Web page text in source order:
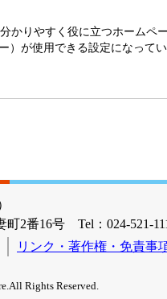
かりやすく役に立つホームペ
）が使用できる設定になって
2番16号 Tel：024-521-
リンク・著作権・免責事
Rights Reserved.